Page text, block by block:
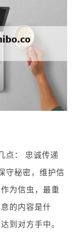
点： 忠诚传递
守秘密，维护信
为信虫，最重
的内容是什
到对方手中。